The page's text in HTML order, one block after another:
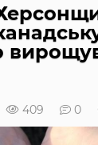
409 0